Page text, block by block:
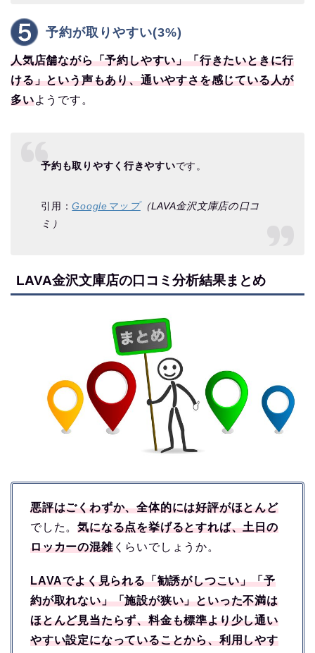
予約が取りやすい(3%)
人気店舗ながら「予約しやすい」「行きたいときに行
ける」という声もあり、通いやすさを感じている人が
多いようです。
予約も取りやすく行きやすいです。
引用：Googleマップ（LAVA金沢文庫店の口コ
ミ）
LAVA金沢文庫店の口コミ分析結果まとめ
悪評はごくわずか、全体的には好評がほとんど
でした。気になる点を挙げるとすれば、土日の
ロッカーの混雑くらいでしょうか。
LAVAでよく見られる「勧誘がしつこい」「予
約が取れない」「施設が狭い」といった不満は
ほとんど見当たらず、料金も標準より少し通い
やすい設定になっていることから、利用しやす